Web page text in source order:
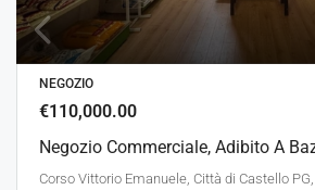
NEGOZIO
€110,000.00
Negozio Commerciale, Adibito A
Corso Vittorio Emanuele, Città di Castello